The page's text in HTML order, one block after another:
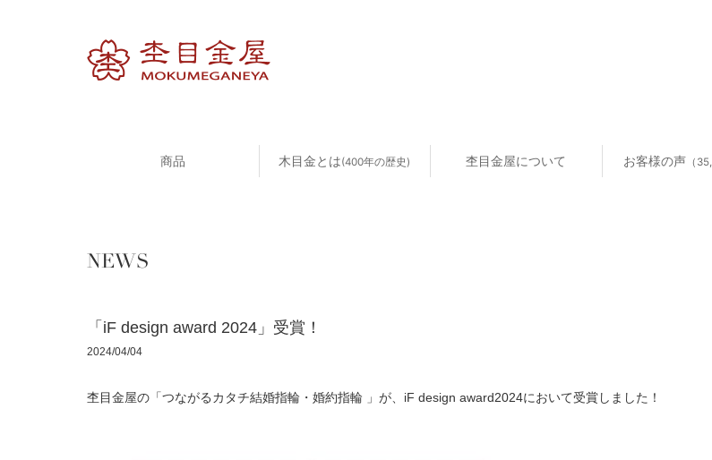
商品 木目金とは(400年の歴史) 杢目金屋について お客様の声 （
NEWS
「​​iF design award 2024」受賞！
2024/04/04
杢目金屋の「つながるカタチ結婚指輪・婚約指輪 」が、iF design award2024において受賞しました！